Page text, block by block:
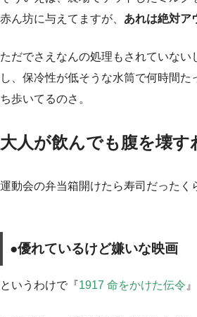
赤ん坊に与えてますが、 あれは絶対ア
ただでさえなんの処理もされていない
し、保冷性が低そうな水筒で何時間た
ち歩いてるのさ。
大人が飲んでも腹を壊す
運動会の弁当箱開けたら寿司だったく
●優れているけど嫌いな映画
というわけで『1917 命をかけた伝令